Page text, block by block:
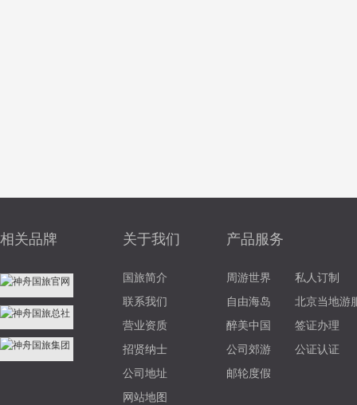
相关品牌 关于我们
国旅简介
联系我们
营业资质
招贤纳士
公司地址
网站地图
产品服务
周游世界
私人订制
自由海岛
北京当地游
醉美中国
签证办理
公司郊游
公证认证
邮轮度假